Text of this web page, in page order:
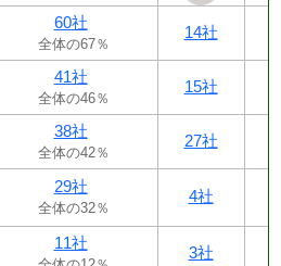
60社
全体の67％
14社
41社
全体の46％
15社
38社
全体の42％
27社
29社
全体の32％
4社
11社
3社